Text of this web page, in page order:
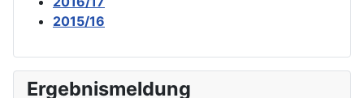
2015/16
Ergebnismeldung